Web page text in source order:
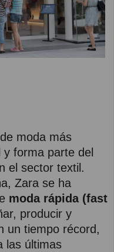
moda más
forma parte del
el sector textil.
Zara se ha
moda rápida (fast
producir y
un tiempo récord,
las últimas